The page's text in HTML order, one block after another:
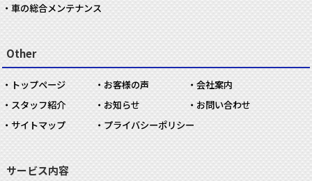
車の総合メンテナンス
Other
トップページ お客様の声
会社案内
スタッフ紹介
お知らせ
お問い合わせ
サイトマップ
プライバシーポリシー
サービス内容